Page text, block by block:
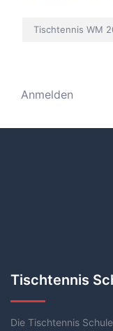
Tischtennis WM
Anmelden
Tischtennis
Die Tischtennis